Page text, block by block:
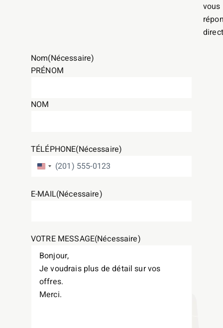
vous
Nom(Nécessaire)
PRÉNOM
NOM
TÉLÉPHONE(Nécessaire)
ÉTATS-UNIS +1
E-MAIL(Nécessaire)
VOTRE MESSAGE(Nécessaire)